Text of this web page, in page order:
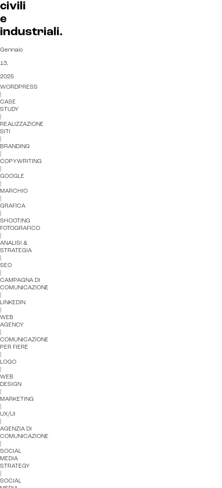
civili
e
industriali.
Gennaio
13,
2025
WORDPRESS
CASE
STUDY
REALIZZAZIONE
SITI
BRANDING
COPYWRITING
GOOGLE
MARCHIO
GRAFICA
SHOOTING
FOTOGRAFICO
ANALISI &
STRATEGIA
SEO
CAMPAGNA DI
COMUNICAZIONE
LINKEDIN
WEB
AGENCY
COMUNICAZIONE
PER FIERE
LOGO
WEB
DESIGN
MARKETING
UX/UI
AGENZIA DI
COMUNICAZIONE
SOCIAL
MEDIA
STRATEGY
SOCIAL